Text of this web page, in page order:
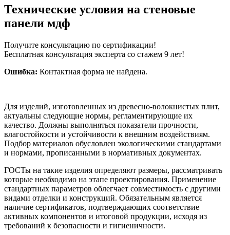
Технические условия на cтеновые
панели мдф
Получите консультацию по сертификации!
Бесплатная консультация эксперта со стажем 9 лет!
Ошибка: Контактная форма не найдена.
Для изделий, изготовленных из древесно-волокнистых плит,
актуальны следующие нормы, регламентирующие их
качество. Должны выполняться показатели прочности,
влагостойкости и устойчивости к внешним воздействиям.
Подбор материалов обусловлен экологическими стандартами
и нормами, прописанными в нормативных документах.
ГОСТы на такие изделия определяют размеры, рассматривать
которые необходимо на этапе проектирования. Применение
стандартных параметров облегчает совместимость с другими
видами отделки и конструкций. Обязательным является
наличие сертификатов, подтверждающих соответствие
активных компонентов и итоговой продукции, исходя из
требований к безопасности и гигиеничности.